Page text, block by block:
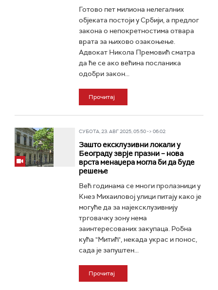
Готово пет милиона нелегалних
објеката постоји у Србији, а предлог
закона о непокретностима отвара
врата за њихово озакоњење.
Адвокат Никола Премовић сматра
да ће се ако већина посланика
одобри закон...
Прочитај
СУБОТА, 23. АВГ 2025, 05:50 -> 06:02
Зашто ексклузивни локали у
Београду зврје празни – нова
врста менаџера могла би да буде
решење
Већ годинама се многи пролазници у
Кнез Михаиловој улици питају како је
могуће да за најексклузивнију
трговачку зону нема
заинтересованих закупаца. Робна
кућа "Митић", некада украс и понос,
сада је запуштен...
Прочитај